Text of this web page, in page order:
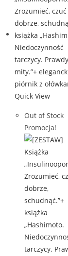
Quick View
Out of Stock
Promocja!